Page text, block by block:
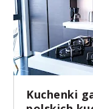
Kuchenki